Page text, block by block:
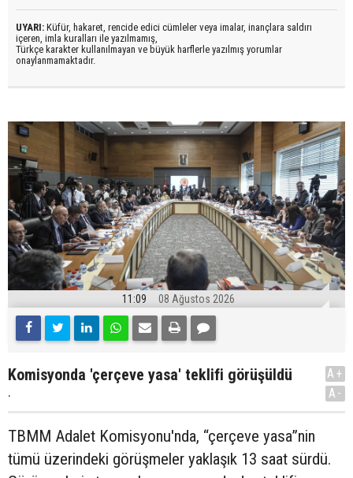
UYARI: Küfür, hakaret, rencide edici cümleler veya imalar, inançlara saldırı
içeren, imla kuralları ile yazılmamış,
Türkçe karakter kullanılmayan ve büyük harflerle yazılmış yorumlar
onaylanmamaktadır.
11:09 08 Ağustos 2026
Komisyonda 'çerçeve yasa' teklifi görüşüldü
.
A+
A-
TBMM Adalet Komisyonu'nda, “çerçeve yasa”nin
tümü üzerindeki görüşmeler yaklaşık 13 saat sürdü.